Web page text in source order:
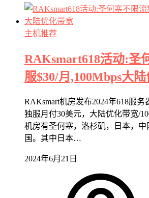
主机推荐
RAKsmart618活动:圣
服$30/月,100Mbps大
RAKsmart机房发布2024年618服
独服月付30美元，大陆优化带宽/
机房有圣何塞，洛杉矶，日本，
国。其中日本…
2024年6月21日